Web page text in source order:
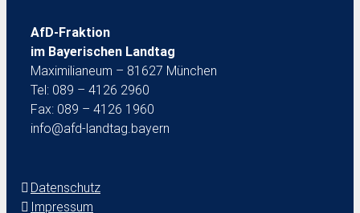
AfD-Fraktion
im Bayerischen Landtag
Maximilianeum – 81627 München
Tel: 089 – 4126 2960
Fax: 089 – 4126 1960
info@afd-landtag.bayern
Datenschutz
Impressum